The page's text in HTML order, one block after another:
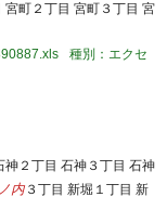
町２丁目 宮町３丁目 宮
種別：エクセ
神２丁目 石神３丁目 石神
内３丁目 新堀１丁目 新